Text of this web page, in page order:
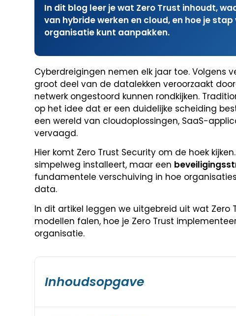
In dit blog leer je wat Zero Trust inhoudt,
van hybride werken en cloud, en hoe je
organisatie kunt aanpakken.
Cyberdreigingen nemen elk jaar toe. Volgens
groot deel van de datalekken veroorzaakt
netwerk ongestoord kunnen rondkijken.
op het idee dat er een duidelijke scheiding
een wereld van cloudoplossingen, SaaS-
vervaagd.
Hier komt Zero Trust Security om de hoek
simpelweg installeert, maar een
fundamentele verschuiving in hoe
data.
In dit artikel leggen we uitgebreid uit wat Zero
modellen falen, hoe je Zero Trust
organisatie.
Inhoudsopgave